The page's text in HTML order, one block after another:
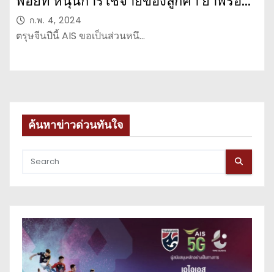
ดูแลทุกบริการดิจิทัลให้คนไทยฉลองตรุษ
จีน เฮง เฮง เฮง ตลอดปีมังกร
ก.พ. 4, 2024
ตรุษจีนปีนี้ AIS ขอเป็นส่วนหนึ…
ค้นหาข่าวด่วนทันใจ